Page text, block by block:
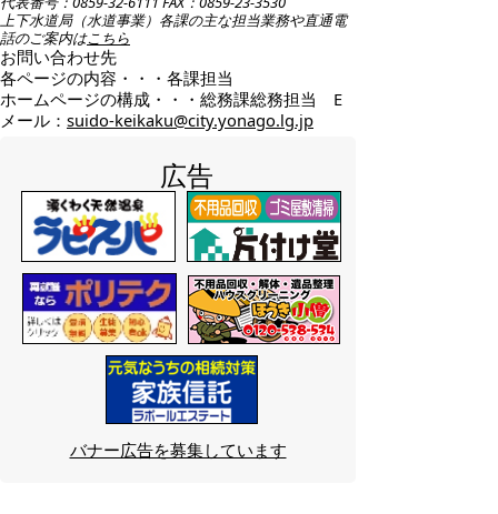
上下水道局（水道事業）各課の主な担当業務や直通電
話のご案内はこちら
お問い合わせ先
各ページの内容・・・各課担当
ホームページの構成・・・総務課総務担当 E
メール： suido-keikaku@city.yonago.lg.jp
広告
バナー広告を募集しています